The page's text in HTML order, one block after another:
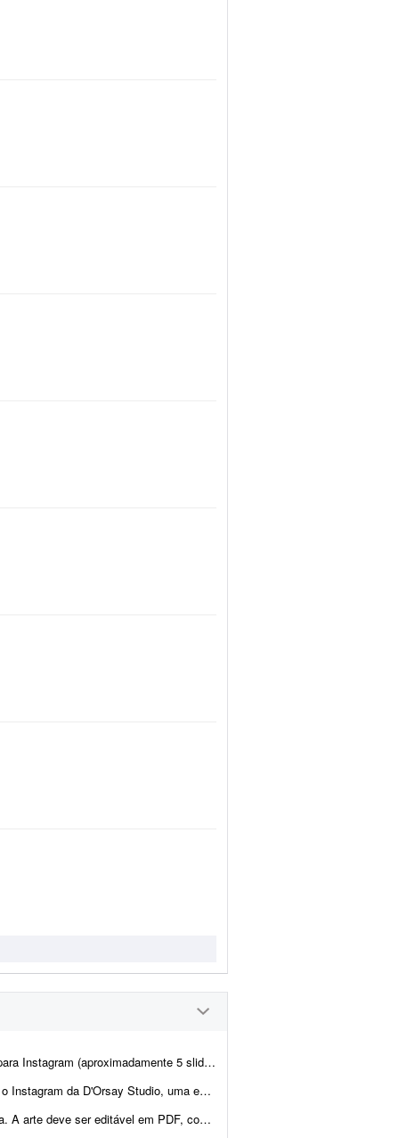
para duas clientes pediatras. A identidade visual já está pré-definida...
em desenvolvimento de hardware, software, sistemas embarcados e soluçõ...
pela gráfica. Quero unir dois elementos: o lobo ficar&aac...